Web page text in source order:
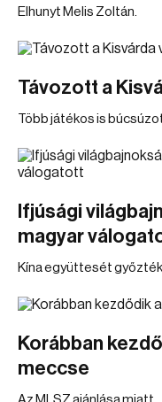
Elhunyt Melis Zoltán.
Távozott a
Több játékos is
Ifjúsági
magyar
Kína együttesét győzték
Korábban
meccse